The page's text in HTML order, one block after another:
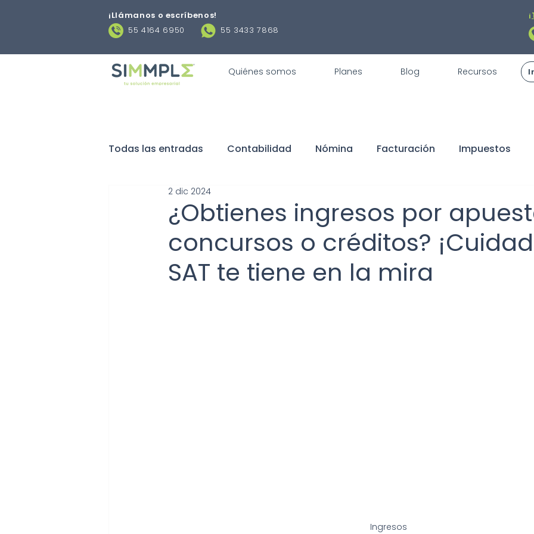
¡Llámanos o escríbenos!
55 4164 6950
55 3433 7868
Quiénes somos Planes Blog Recursos
Todas las entradas Contabilidad Nómina Facturación Impuestos
Negocios Obligaciones fiscales
Contratos laborales Declaraciones Buen Fin Sorteo ISR
¿Obtienes ingresos por
concursos o créditos?
SAT te tiene en la mira
2 dic 2024
Ingresos